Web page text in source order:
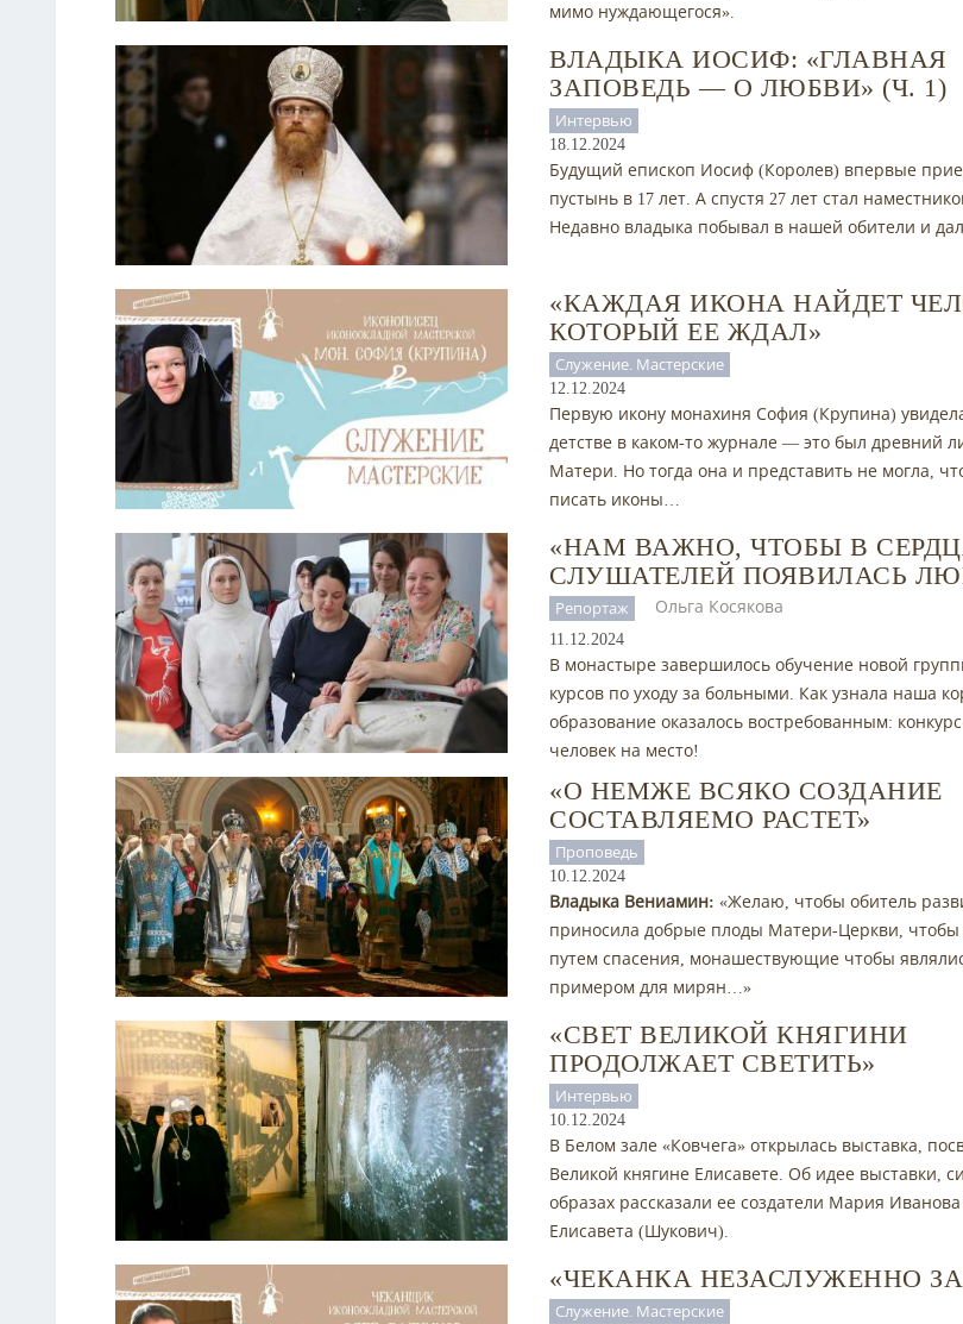
мимо нуждающегося».
ВЛАДЫКА ИОСИФ: «ГЛАВНАЯ
ЗАПОВЕДЬ — О ЛЮБВИ» (Ч. 1)
Интервью
18.12.2024
Будущий епископ Иосиф (Королев) впервые
пустынь в 17 лет. А спустя 27 лет стал
Недавно владыка побывал в нашей обители и
«КАЖДАЯ ИКОНА НАЙДЕТ
КОТОРЫЙ ЕЕ ЖДАЛ»
Служение. Мастерские
12.12.2024
Первую икону монахиня София (Крупина)
детстве в каком-то журнале — это был древний
Матери. Но тогда она и представить не могла,
писать иконы…
«НАМ ВАЖНО, ЧТОБЫ В
СЛУШАТЕЛЕЙ ПОЯВИЛАСЬ
Репортаж
Ольга Косякова
11.12.2024
В монастыре завершилось обучение новой
курсов по уходу за больными. Как узнала наша
образование оказалось востребованным:
человек на место!
«О НЕМЖЕ ВСЯКО СОЗДАНИЕ
СОСТАВЛЯЕМО РАСТЕТ»
Проповедь
10.12.2024
Владыка Вениамин: «Желаю, чтобы обитель
приносила добрые плоды Матери-Церкви,
путем спасения, монашествующие чтобы
примером для мирян…»
«СВЕТ ВЕЛИКОЙ КНЯГИНИ
ПРОДОЛЖАЕТ СВЕТИТЬ»
Интервью
10.12.2024
В Белом зале «Ковчега» открылась выставка,
Великой княгине Елисавете. Об идее выставки,
образах рассказали ее создатели Мария
Елисавета (Шукович).
«ЧЕКАНКА НЕЗАСЛУЖЕННО
Служение. Мастерские